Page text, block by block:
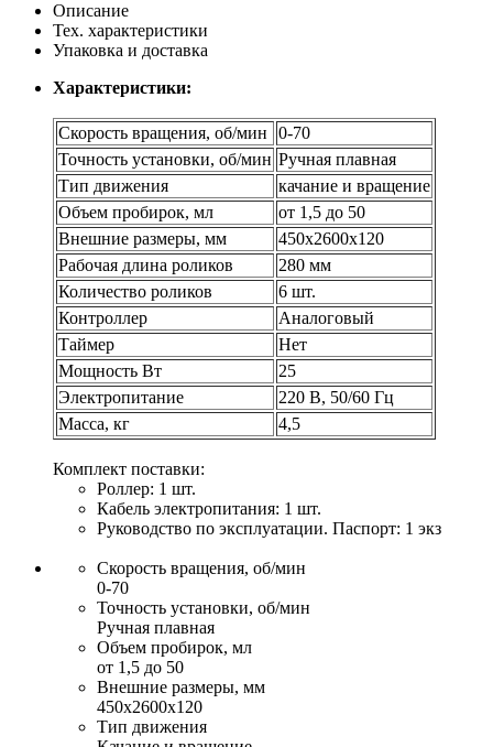
Описание
Тех. характеристики
Упаковка и доставка
Характеристики:
Скорость вращения, об/мин
0-70
Точность установки, об/мин Ручная плавная
Тип движения
качание и вращение
Объем пробирок, мл
от 1,5 до 50
Внешние размеры, мм
450х2600х120
Рабочая длина роликов
280 мм
Количество роликов
6 шт.
Контроллер
Аналоговый
Таймер
Нет
Мощность Вт
25
Электропитание
220 В, 50/60 Гц
Масса, кг
4,5
Комплект поставки:
Роллер: 1 шт.
Кабель электропитания: 1 шт.
Руководство по эксплуатации. Паспорт: 1 экз
Скорость вращения, об/мин
0-70
Точность установки, об/мин
Ручная плавная
Объем пробирок, мл
от 1,5 до 50
Внешние размеры, мм
450х2600х120
Тип движения